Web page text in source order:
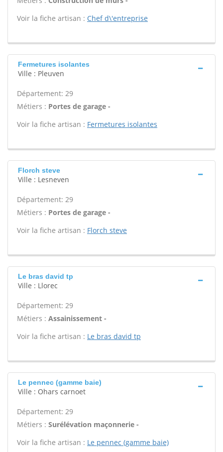
Voir la fiche artisan : Chef d\'entreprise
Fermetures isolantes
Ville : Pleuven
Département: 29
Métiers : Portes de garage -
Voir la fiche artisan : Fermetures isolantes
Florch steve
Ville : Lesneven
Département: 29
Métiers : Portes de garage -
Voir la fiche artisan : Florch steve
Le bras david tp
Ville : Llorec
Département: 29
Métiers : Assainissement -
Voir la fiche artisan : Le bras david tp
Le pennec (gamme baie)
Ville : Ohars carnoet
Département: 29
Métiers : Surélévation maçonnerie -
Voir la fiche artisan : Le pennec (gamme baie)